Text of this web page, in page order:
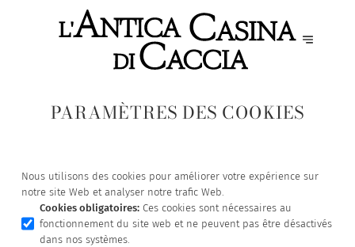
PARAMÈTRES DES COOKIES
Nous utilisons des cookies pour améliorer votre expérience sur
notre site Web et analyser notre trafic Web.
Cookies obligatoires: Ces cookies sont nécessaires au
fonctionnement du site web et ne peuvent pas être désactivés
dans nos systèmes.